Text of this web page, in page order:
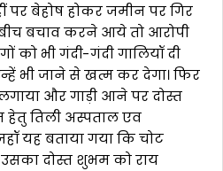
पर बेहोष होकर जमीन पर गिर
बचाव करने आये तो आरोपी
को भी गंदी-गंदी गालियॉ दी
भी जाने से खत्म कर देगा। फिर
और गाड़ी आने पर दोस्त
हेतु तिली अस्पताल एव
यह बताया गया कि चोट
दोस्त शुभम को राय